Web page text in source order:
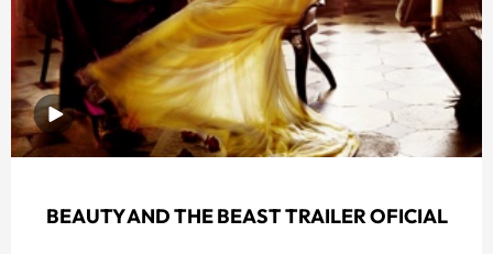
BEAUTY AND THE BEAST TRAILER OFICIAL